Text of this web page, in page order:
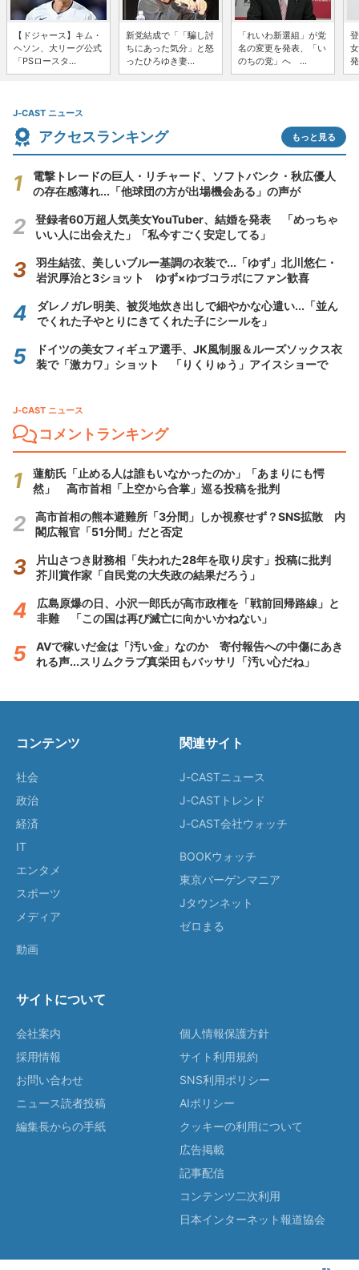
【ドジャース】キム・
ヘソン、大リーグ公式
「PSロースタ...
新党結成で「「騙し討
ちにあった気分」と怒
ったひろゆき妻...
「れいわ新選組」が党
名の変更を発表、「い
のちの党」へ ...
J-CAST ニュース
アクセスランキング もっと見る
電撃トレードの巨人・リチャード、ソフトバンク・秋広優人
の存在感薄れ...「他球団の方が出場機会ある」の声が
登録者60万超人気美女YouTuber、結婚を発表 「めっちゃ
いい人に出会えた」「私今すごく安定してる」
羽生結弦、美しいブルー基調の衣装で...「ゆず」北川悠仁・
岩沢厚治と3ショット ゆず×ゆづコラボにファン歓喜
ダレノガレ明美、被災地炊き出しで細やかな心遣い...「並ん
でくれた子やとりにきてくれた子にシールを」
ドイツの美女フィギュア選手、JK風制服＆ルーズソックス衣
装で「激カワ」ショット 「りくりゅう」アイスショーで
J-CAST ニュース
コメントランキング
蓮舫氏「止める人は誰もいなかったのか」「あまりにも愕
然」 高市首相「上空から合掌」巡る投稿を批判
高市首相の熊本避難所「3分間」しか視察せず？SNS拡散 内
閣広報官「51分間」だと否定
片山さつき財務相「失われた28年を取り戻す」投稿に批判
芥川賞作家「自民党の大失政の結果だろう」
広島原爆の日、小沢一郎氏が高市政権を「戦前回帰路線」と
非難 「この国は再び滅亡に向かいかねない」
AVで稼いだ金は「汚い金」なのか 寄付報告への中傷にあき
れる声...スリムクラブ真栄田もバッサリ「汚い心だね」
コンテンツ
社会
政治
経済
IT
エンタメ
スポーツ
メディア
動画
関連サイト
J-CASTニュース
J-CASTトレンド
J-CAST会社ウォッチ
BOOKウォッチ
東京バーゲンマニア
Jタウンネット
ゼロまる
サイトについて
会社案内
採用情報
お問い合わせ
ニュース読者投稿
編集長からの手紙
個人情報保護方針
サイト利用規約
SNS利用ポリシー
AIポリシー
クッキーの利用について
広告掲載
記事配信
コンテンツ二次利用
日本インターネット報道協会